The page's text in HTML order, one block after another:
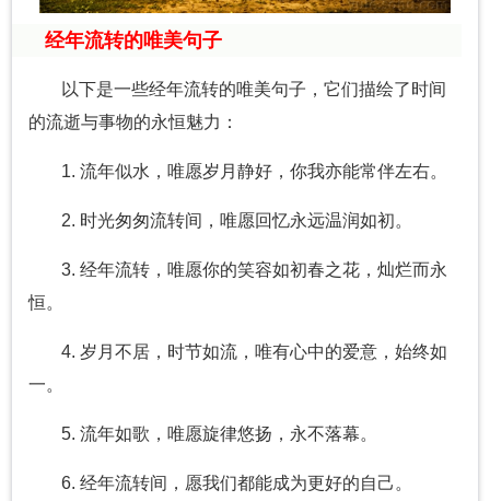
经年流转的唯美句子
以下是一些经年流转的唯美句子，它们描绘了时间
的流逝与事物的永恒魅力：
1. 流年似水，唯愿岁月静好，你我亦能常伴左右。
2. 时光匆匆流转间，唯愿回忆永远温润如初。
3. 经年流转，唯愿你的笑容如初春之花，灿烂而永
恒。
4. 岁月不居，时节如流，唯有心中的爱意，始终如
一。
5. 流年如歌，唯愿旋律悠扬，永不落幕。
6. 经年流转间，愿我们都能成为更好的自己。